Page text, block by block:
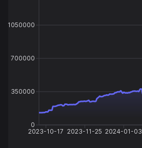
2023-10-17 2023-11-25 2024-01-03
0
350000
700000
1050000